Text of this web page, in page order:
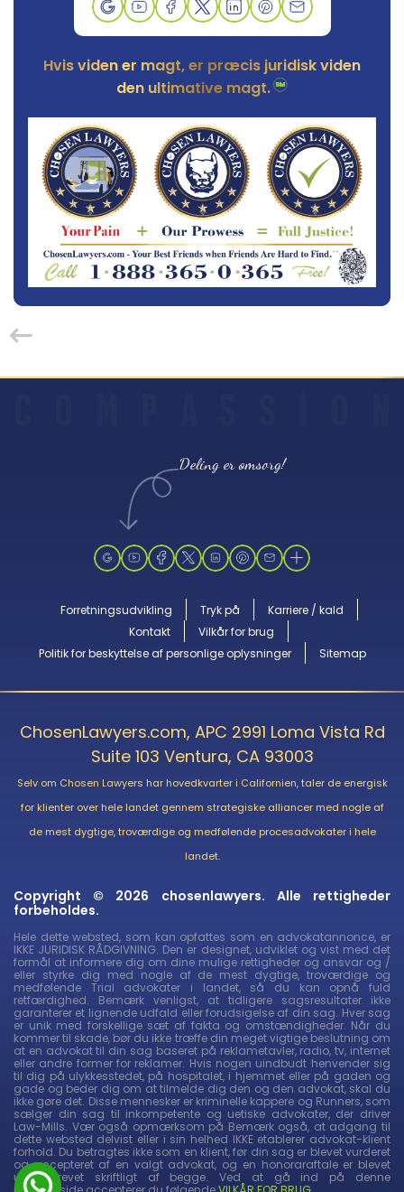
Hvis viden er magt, er præcis juridisk viden
den ultimative magt.
Deling er omsorg!
Forretningsudvikling Tryk på
Karriere / kald
Kontakt
Vilkår for brug
Politik for beskyttelse af personlige oplysninger
Sitemap
ChosenLawyers.com, APC 2991 Loma Vista Rd
Suite 103 Ventura, CA 93003
Selv om Chosen Lawyers har hovedkvarter i Californien, taler de energisk
for klienter over hele landet gennem strategiske alliancer med nogle af
de mest dygtige, troværdige og medfølende procesadvokater i hele
landet.
Copyright © 2026 chosenlawyers. Alle rettigheder
forbeholdes.
Hele dette websted, som kan opfattes som en advokatannonce, er
IKKE JURIDISK RÅDGIVNING. Den er designet, udviklet og vist med det
formål at informere dig om dine mulige rettigheder og ansvar og /
eller styrke dig med nogle af de mest dygtige, troværdige og
medfølende Trial advokater i landet, så du kan opnå fuld
retfærdighed. Bemærk venligst, at tidligere sagsresultater ikke
garanterer et lignende udfald eller forudsigelse af din sag. Hver sag
er unik med forskellige sæt af fakta og omstændigheder. Når du
kommer til skade, bør du ikke træffe din meget vigtige beslutning om
at en advokat til din sag baseret på reklametavler, radio, tv, internet
eller andre former for reklamer. Hvis nogen uindbudt henvender sig
til dig på ulykkesstedet, på hospitalet, i hjemmet eller på gaden og
gade og beder dig om at tilmelde dig den og den advokat, skal du
ikke gøre det. Disse mennesker er kriminelle kappere og Runners, som
sælger din sag til inkompetente og uetiske advokater, der driver
Law-Mills. Vær også opmærksom på Bemærk også, at adgang til
dette websted delvist eller i sin helhed IKKE etablerer advokat-klient
forhold. Du betragtes ikke som en klient, før din sag er blevet vurderet
og accepteret af en valgt advokat, og en honoraraftale er blevet
underskrevet skriftligt af begge. Ved at gå ind på denne